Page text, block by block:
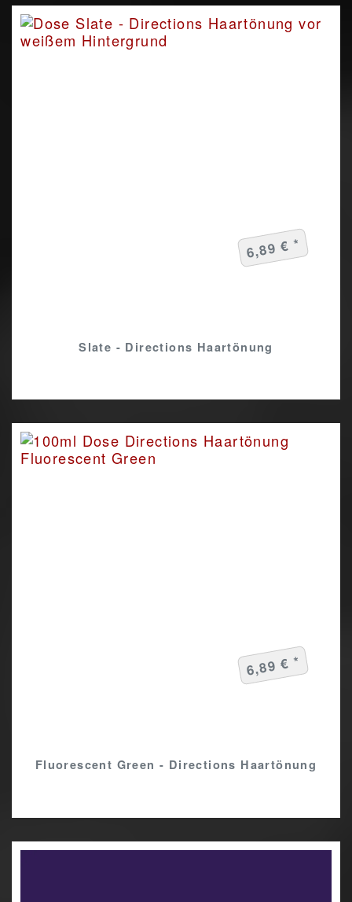
Slate - Directions Haartönung
6,89 € *
Fluorescent Green - Directions Haartönung
6,89 € *